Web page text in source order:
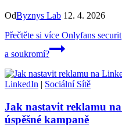
OdByznys Lab 12. 4. 2026
Přečtěte si více Onlyfans
a soukromí?
LinkedIn | Sociální Sítě
Jak nastavit reklamu
úspěšné kampaně